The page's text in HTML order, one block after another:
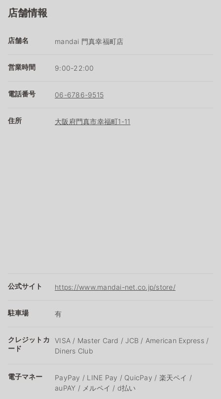
店舗情報
店舗名 mandai 門真幸福町店
営業時間 9:00-22:00
電話番号 06-6786-9515
住所 大阪府門真市幸福町1-11
公式サイト https://www.mandai-net.co.jp/store/
駐車場 有
クレジットカ
ード
VISA / Master Card / JCB / American Express /
Diners Club
電子マネー
PayPay / LINE Pay / QuicPay / 楽天ペイ /
auPAY / メルペイ / d払い